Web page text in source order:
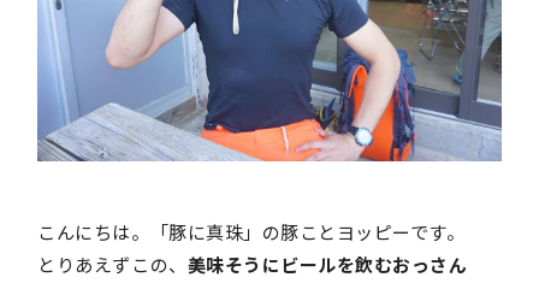
こんにちは。「豚に真珠」の豚ことヨッピーです。
とりあえずこの、 美味そうにビールを飲むおっさん